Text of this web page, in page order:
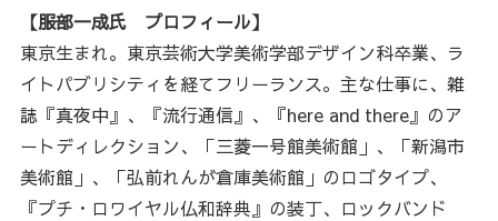
【服部一成氏 プロフィール】
東京生まれ。東京芸術大学美術学部デザイン科卒業、ラ
イトパブリシティを経てフリーランス。主な仕事に、雑
誌『真夜中』、『流行通信』、『here and there』のア
ートディレクション、「三菱一号館美術館」、「新潟市
美術館」、「弘前れんが倉庫美術館」のロゴタイプ、
『プチ・ロワイヤル仏和辞典』の装丁、ロックバンド